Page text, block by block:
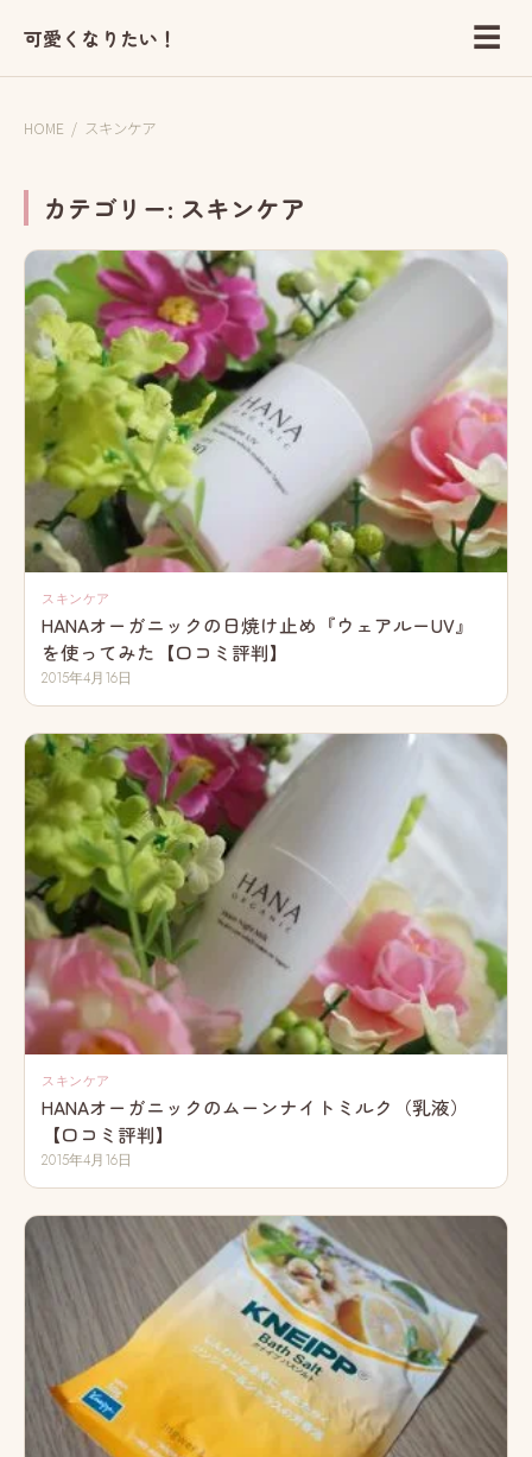
可愛くなりたい！ ☰
HOME / スキンケア
カテゴリー: スキンケア
スキンケア
HANAオーガニックの日焼け止め『ウェアルーUV』
を使ってみた【口コミ評判】
2015年4月16日
スキンケア
HANAオーガニックのムーンナイトミルク（乳液）
【口コミ評判】
2015年4月16日